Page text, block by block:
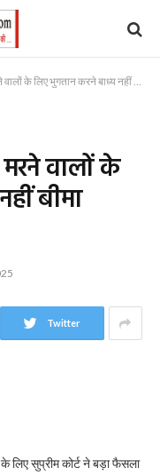
भुगतान करने बाध्य नहीं बीमा कंपनियां: SC
वालों के
बीमा
Twitter
लिए सुप्रीम कोर्ट ने बड़ा फैसला